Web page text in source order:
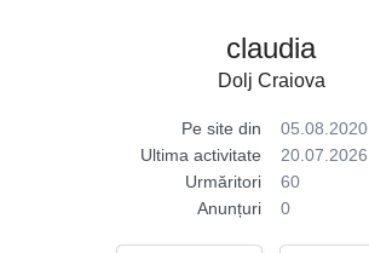
claudia
Dolj Craiova
Pe site din
05.08.2020
Ultima activitate
20.07.2026
Urmăritori
60
Anunțuri
0